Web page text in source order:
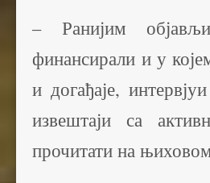
– Ранијим
финансирали и у
и догађаје,
извештаји са
прочитати на